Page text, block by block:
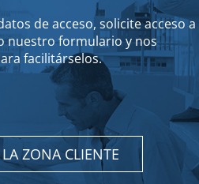
de acceso, solicite acceso a
nuestro formulario y nos
facilitárselos.
ZONA CLIENTE